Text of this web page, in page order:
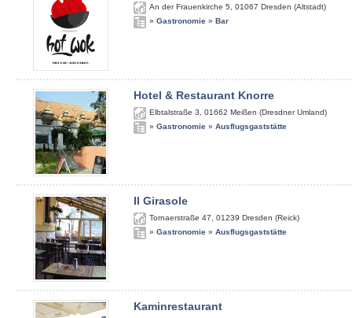
An der Frauenkirche 5 01067 Dresden (Altstadt)
» Gastronomie » Bar
Hotel & Restaurant Knorre
Elbtalstraße 3 01662 Meißen (Dresdner Umland)
» Gastronomie » Ausflugsgaststätte
Il Girasole
Tornaerstraße 47 01239 Dresden (Reick)
» Gastronomie » Ausflugsgaststätte
Kaminrestaurant